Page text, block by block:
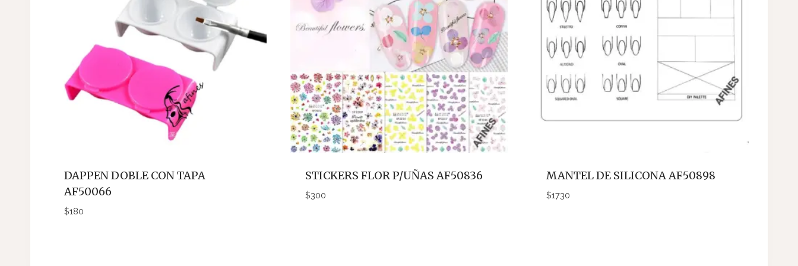
DAPPEN DOBLE CON TAPA
AF50066
$180
STICKERS FLOR P/UÑAS AF50836
$300
MANTEL DE SILICONA AF50898
$1730